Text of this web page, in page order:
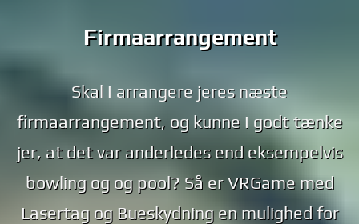
Firmaarrangement
Skal I arrangere jeres næste
firmaarrangement, og kunne I godt tænke
jer, at det var anderledes end eksempelvis
bowling og og pool? Så er VRGame med
Lasertag og Bueskydning en mulighed for